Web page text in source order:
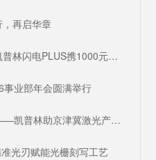
再启华章
23年，只为硬核宠你！凯普林闪电PLUS携1000元豪礼，引爆全场
业部年会圆满举行
乘协同东风 筑科创强基——凯普林助京津冀激光产业共兴
光刃赋能光栅刻写工艺